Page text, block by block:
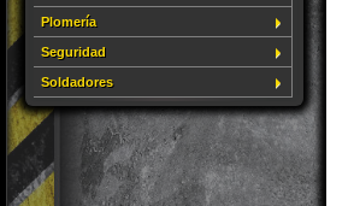
Plomería
Seguridad
Soldadores